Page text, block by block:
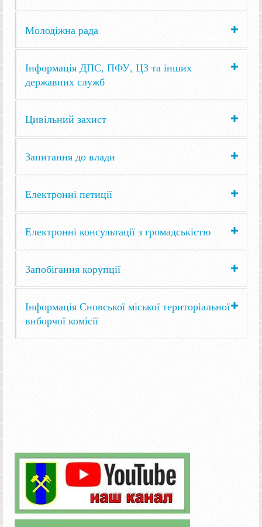
Молодіжна рада
Інформація ДПС, ПФУ, ЦЗ та інших
державних служб
Цивільний захист
Запитання до влади
Електронні петиції
Електронні консультації з громадськістю
Запобігання корупції
Інформація Сновської міської територіальної
виборчої комісії